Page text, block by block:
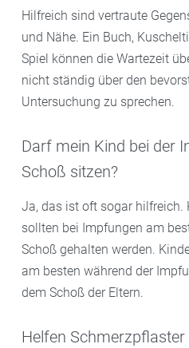
Hilfreich sind vertraute
und Nähe. Ein Buch,
Spiel können die Wartezeit
nicht ständig über den
Untersuchung zu sprechen.
Darf mein Kind bei der
Schoß sitzen?
Ja, das ist oft sogar hilfreich.
sollten bei Impfungen am
Schoß gehalten werden.
am besten während der
dem Schoß der Eltern.
Helfen